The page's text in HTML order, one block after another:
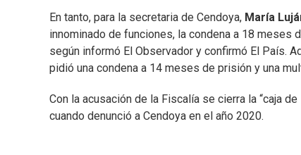
En tanto, para la secretaria de Cendoya, María
innominado de funciones, la condena a 18 meses
según informó El Observador y confirmó El País.
pidió una condena a 14 meses de prisión y una
Con la acusación de la Fiscalía se cierra la “caja
cuando denunció a Cendoya en el año 2020.